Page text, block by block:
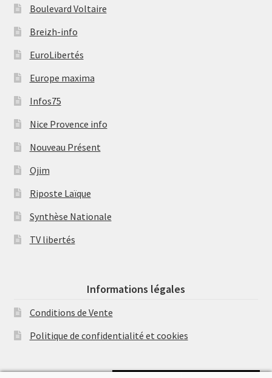
Boulevard Voltaire
Breizh-info
EuroLibertés
Europe maxima
Infos75
Nice Provence info
Nouveau Présent
Ojim
Riposte Laïque
Synthèse Nationale
TV libertés
Informations légales
Conditions de Vente
Politique de confidentialité et cookies